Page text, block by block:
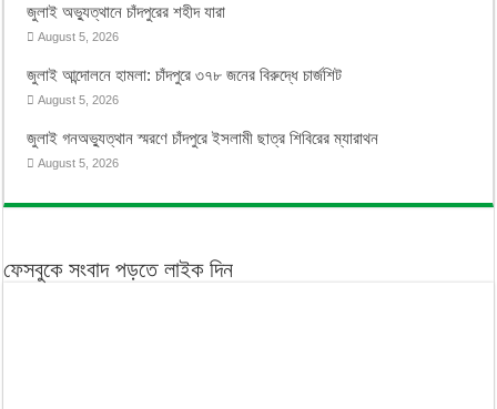
জুলাই অভ্যুত্থানে চাঁদপুরের শহীদ যারা
August 5, 2026
জুলাই আন্দোলনে হামলা: চাঁদপুরে ৩৭৮ জনের বিরুদ্ধে চার্জশিট
August 5, 2026
জুলাই গনঅভ্যুত্থান স্মরণে চাঁদপুরে ইসলামী ছাত্র শিবিরের ম্যারাথন
August 5, 2026
ফেসবুকে সংবাদ পড়তে লাইক দিন